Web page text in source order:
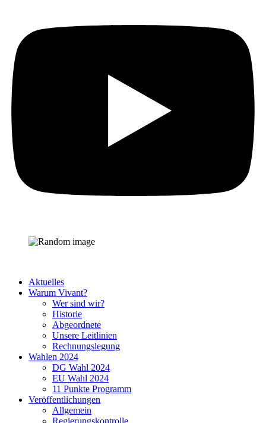
Aktuelles
Warum Vivant?
Wer sind wir?
Historie
Abgeordnete
Unsere Leitlinien
Rechnungslegung
Wahlen 2024
DG Wahl 2024
EU Wahl 2024
11 Punkte Programm
Veröffentlichungen
Allgemein